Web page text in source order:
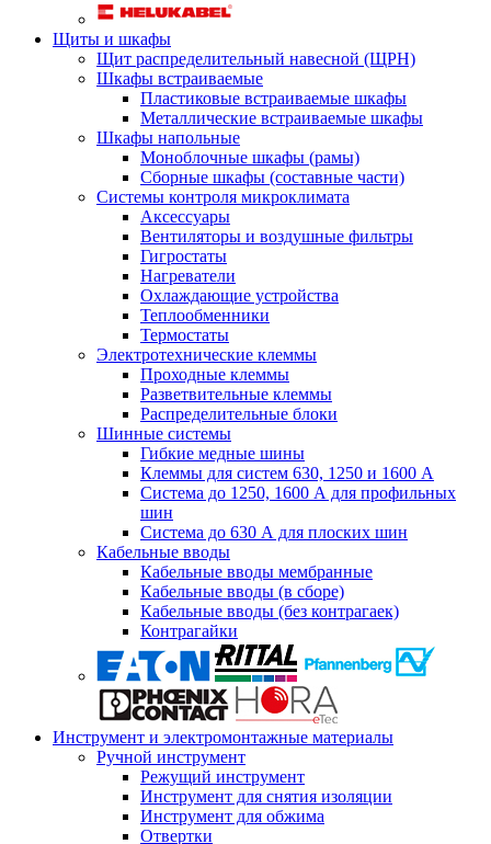
Щиты и шкафы
Щит распределительный навесной (ЩРН)
Шкафы встраиваемые
Пластиковые встраиваемые шкафы
Металлические встраиваемые шкафы
Шкафы напольные
Моноблочные шкафы (рамы)
Сборные шкафы (составные части)
Системы контроля микроклимата
Аксессуары
Вентиляторы и воздушные фильтры
Гигростаты
Нагреватели
Охлаждающие устройства
Теплообменники
Термостаты
Электротехнические клеммы
Проходные клеммы
Разветвительные клеммы
Распределительные блоки
Шинные системы
Гибкие медные шины
Клеммы для систем 630, 1250 и 1600 А
Система до 1250, 1600 А для профильных
шин
Система до 630 А для плоских шин
Кабельные вводы
Кабельные вводы мембранные
Кабельные вводы (в сборе)
Кабельные вводы (без контрагаек)
Контрагайки
Инструмент и электромонтажные материалы
Ручной инструмент
Режущий инструмент
Инструмент для снятия изоляции
Инструмент для обжима
Отвертки